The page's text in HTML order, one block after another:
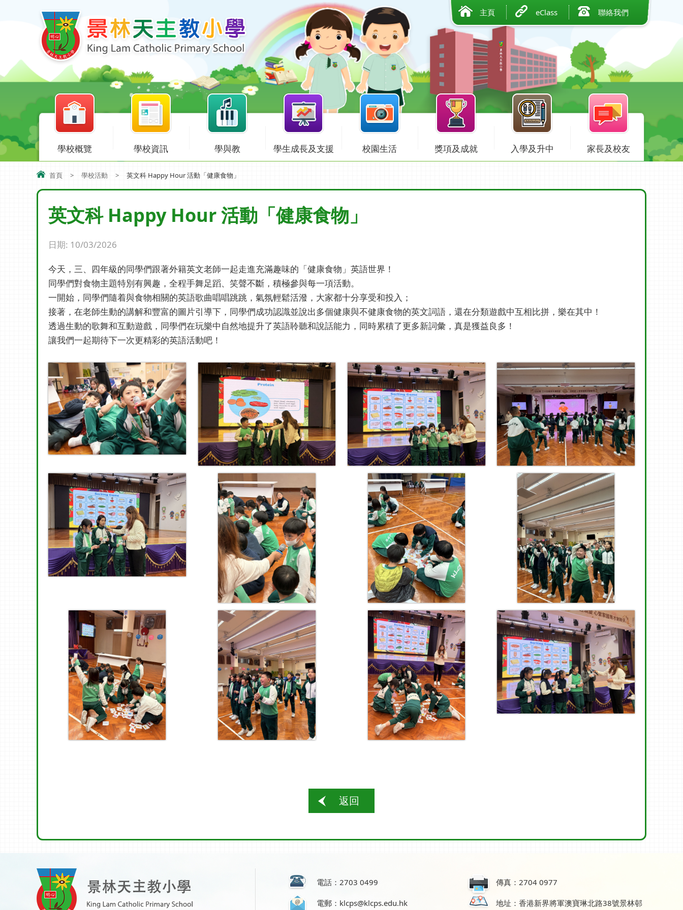
主頁 eClass 聯絡我們
學校概覽 學校資訊 學與教 學生成長及支援 校園生活 獎項及成就 入學及升中 家長及校友
首頁 > 學校活動 > 英文科 Happy Hour 活動「健康食物」
英文科 Happy Hour 活動「健康食物」
日期: 10/03/2026
今天，三、四年級的同學們跟著外籍英文老師一起走進充滿趣味的「健康食物」英語世界！
同學們對食物主題特別有興趣，全程手舞足蹈、笑聲不斷，積極參與每一項活動。
一開始，同學們隨着與食物相關的英語歌曲唱唱跳跳，氣氛輕鬆活潑，大家都十分享受和投入；
接著，在老師生動的講解和豐富的圖片引導下，同學們成功認識並說出多個健康與不健康食物的英文詞語，還在分類遊戲中互相比拼，樂在其中！
透過生動的歌舞和互動遊戲，同學們在玩樂中自然地提升了英語聆聽和說話能力，同時累積了更多新詞彙，真是獲益良多！
讓我們一起期待下一次更精彩的英語活動吧！
返回
電話：2703 0499 傳真：2704 0977
電郵：klcps@klcps.edu.hk 地址：香港新界將軍澳寶琳北路38號景林邨